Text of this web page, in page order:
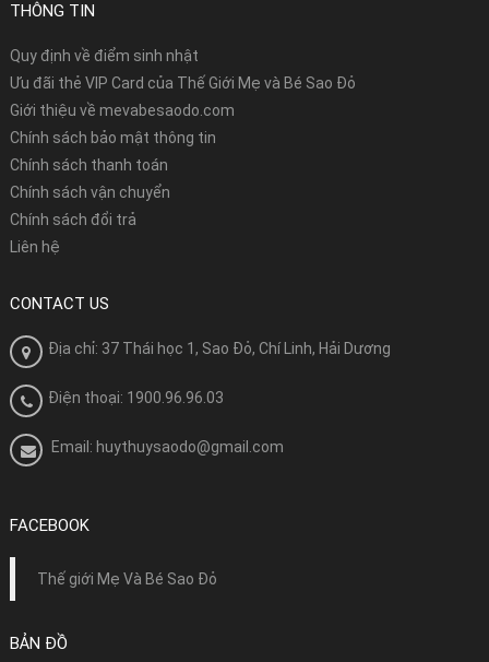
THÔNG TIN
Quy định về điểm sinh nhật
Ưu đãi thẻ VIP Card của Thế Giới Mẹ và Bé Sao Đỏ
Giới thiệu về mevabesaodo.com
Chính sách bảo mật thông tin
Chính sách thanh toán
Chính sách vận chuyển
Chính sách đổi trả
Liên hệ
CONTACT US
Địa chỉ: 37 Thái học 1, Sao Đỏ, Chí Linh, Hải Dương
Điện thoại: 1900.96.96.03
Email: huythuysaodo@gmail.com
FACEBOOK
Thế giới Mẹ Và Bé Sao Đỏ
BẢN ĐỒ